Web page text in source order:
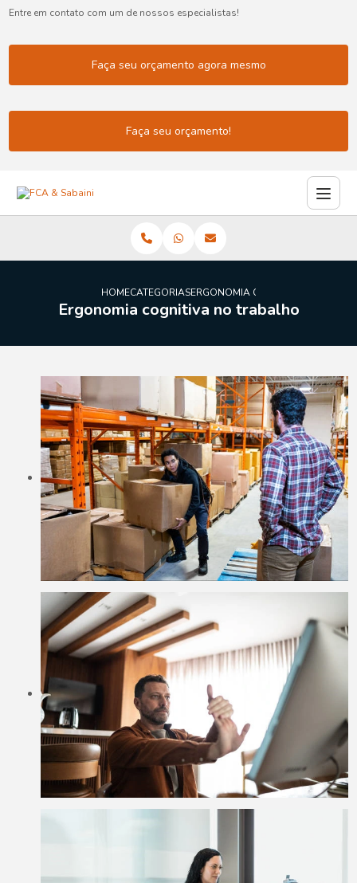
Entre em contato com um de nossos especialistas!
Faça seu orçamento agora mesmo
Faça seu orçamento!
HOMECATEGORIASERGONOMIA COGNITIVA NO
Ergonomia cognitiva no trabalho